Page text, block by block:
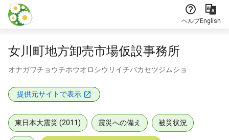
本文に飛ぶ
ヘルプEnglish
女川町地方卸売市場仮設事務所
オナガワチョウチホウオロシウリイチバカセツジムショ
提供元サイトで表示
東日本大震災 (2011) 震災への備え 被災状況